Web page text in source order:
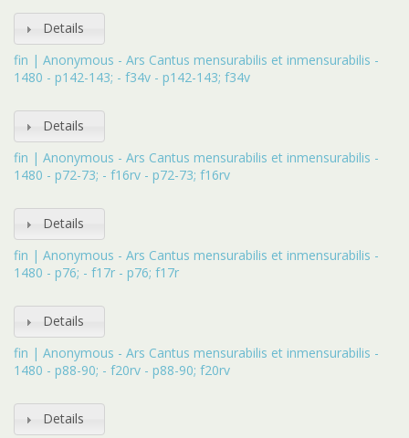
Details
fin | Anonymous - Ars Cantus mensurabilis et inmensurabilis -
1480 - p142-143; - f34v - p142-143; f34v
Details
fin | Anonymous - Ars Cantus mensurabilis et inmensurabilis -
1480 - p72-73; - f16rv - p72-73; f16rv
Details
fin | Anonymous - Ars Cantus mensurabilis et inmensurabilis -
1480 - p76; - f17r - p76; f17r
Details
fin | Anonymous - Ars Cantus mensurabilis et inmensurabilis -
1480 - p88-90; - f20rv - p88-90; f20rv
Details